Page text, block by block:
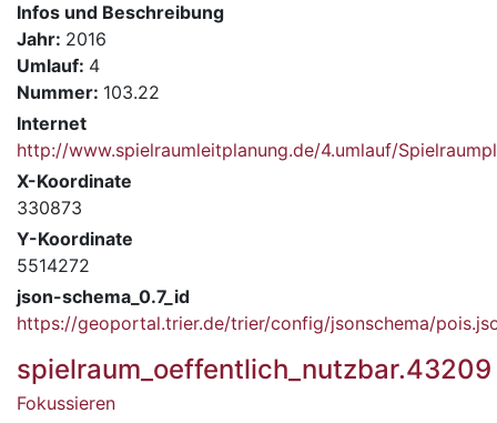
Infos und Beschreibung
Jahr: 2016
Umlauf: 4
Nummer: 103.22
Internet
http://www.spielraumleitplanung.de/4.umlauf/
X-Koordinate
330873
Y-Koordinate
5514272
json-schema_0.7_id
https://geoportal.trier.de/trier/config/jsonschema/
spielraum_oeffentlich_nutzbar.43209
Fokussieren